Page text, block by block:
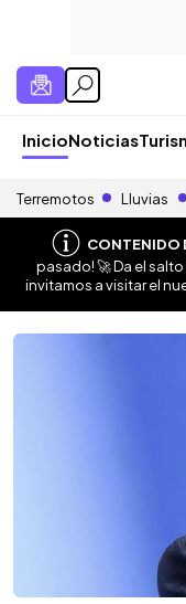
InicioNoticias
Terremotos Lluvias
CONTENIDO
pasado! 🚀 Da el
invitamos a visitar el